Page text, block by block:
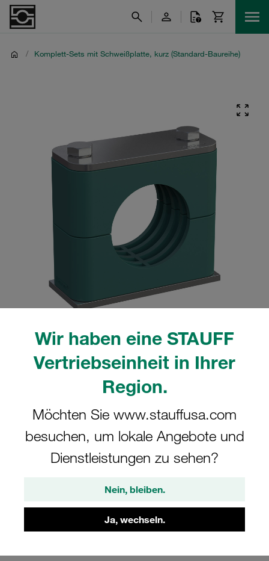
Wir haben eine STAUFF
Vertriebseinheit in Ihrer
Region.
Möchten Sie www.stauffusa.com
besuchen, um lokale Angebote und
Dienstleistungen zu sehen?
Nein, bleiben.
Ja, wechseln.
/ Komplett-Sets mit Schweißplatte, kurz (Standard-Baureihe)
tatsächlichen Produkt abweichen.
Mehr anzeigen
Komplettschelle Standard-Baureihe Gr.
5 Ø38mm Polypropylen W10
Anschweißpl., kurz Deckpl., AS-
Schraube gerippt, mit Vorspannung
SP-538-PP-DP-AS-M-W10
STAUFF Materialnr. 1110000811